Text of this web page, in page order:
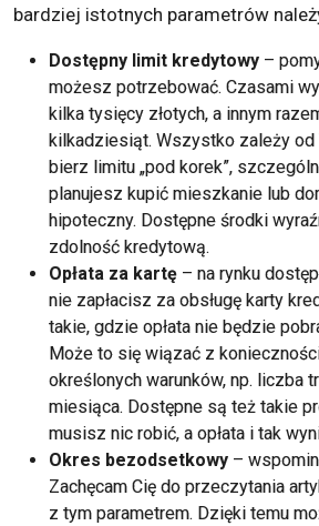
bardziej istotnych parametrów
Dostępny limit kredytowy –
możesz potrzebować. Czasami
kilka tysięcy złotych, a innym
kilkadziesiąt. Wszystko zależy
bierz limitu „pod korek”,
planujesz kupić mieszkanie lub
hipoteczny. Dostępne środki
zdolność kredytową.
Opłata za kartę – na rynku
nie zapłacisz za obsługę karty
takie, gdzie opłata nie będzie
Może to się wiązać z
określonych warunków, np. liczba
miesiąca. Dostępne są też takie
musisz nic robić, a opłata i tak
Okres bezodsetkowy –
Zachęcam Cię do przeczytania
z tym parametrem. Dzięki temu